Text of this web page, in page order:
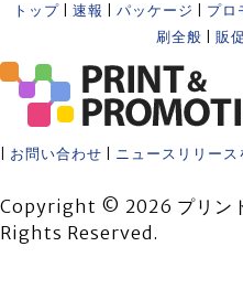
トップ 速報 パッケージ プロ
刷全般
販
お問い合わせ ニュースリリー
Copyright © 2026 プリン
Rights Reserved.